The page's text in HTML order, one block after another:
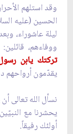
وقد استلهم
الحسين (عليه
ليلة عاشوراء،
ووفاءهم، قائلين:
تركتك يابن
يقدّمون أرواحهم
نسأل الله تعالى
يحشرنا مع
أولئك رفيقاً.